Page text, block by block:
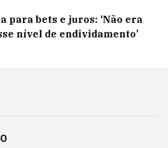
para bets e juros: ‘Não era
nível de endividamento’